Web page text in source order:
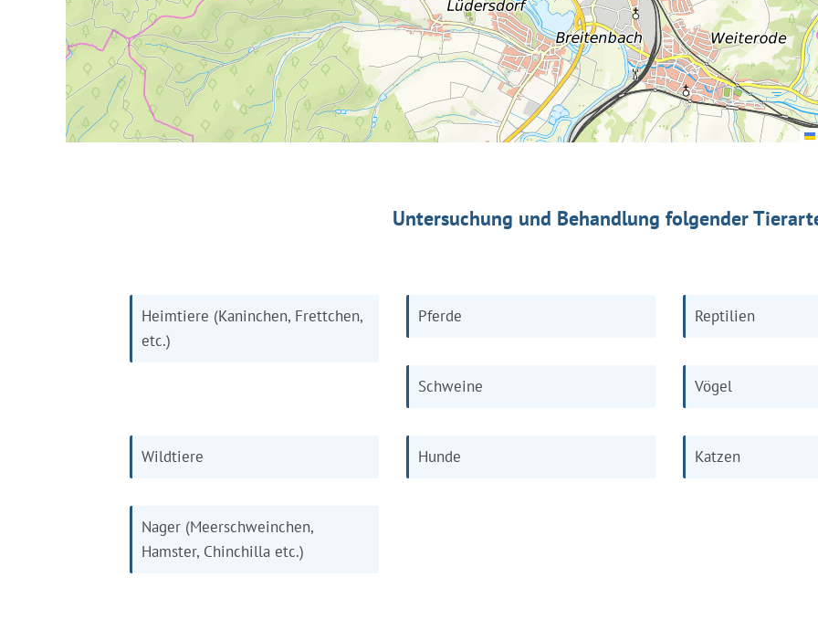
Untersuchung und Behandlung folgender
Heimtiere (Kaninchen, Frettchen,
etc.)
Pferde Reptilien
Schweine Vögel
Wildtiere Hunde Katzen
Nager (Meerschweinchen,
Hamster, Chinchilla etc.)